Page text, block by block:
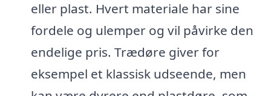
eller plast. Hvert materiale har sine
fordele og ulemper og vil påvirke den
endelige pris. Trædøre giver for
eksempel et klassisk udseende, men